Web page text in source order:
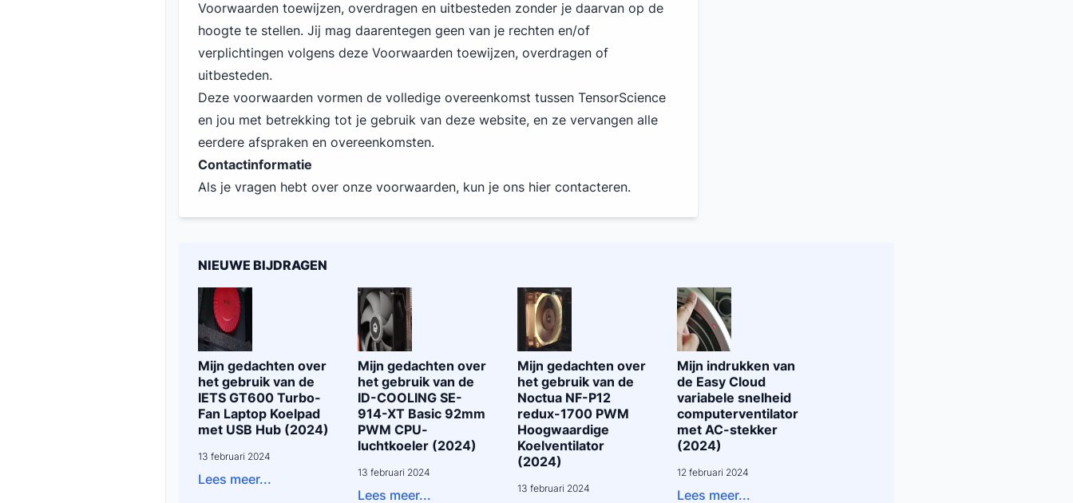
Voorwaarden toewijzen, overdragen en uitbesteden zonder je daarvan op de
hoogte te stellen. Jij mag daarentegen geen van je rechten en/of
verplichtingen volgens deze Voorwaarden toewijzen, overdragen of
uitbesteden.
Deze voorwaarden vormen de volledige overeenkomst tussen TensorScience
en jou met betrekking tot je gebruik van deze website, en ze vervangen alle
eerdere afspraken en overeenkomsten.
Contactinformatie
Als je vragen hebt over onze voorwaarden, kun je ons hier contacteren.
NIEUWE BIJDRAGEN
Mijn gedachten over
het gebruik van de
IETS GT600 Turbo-
Fan Laptop Koelpad
met USB Hub (2024)
13 februari 2024
Lees meer...
Mijn gedachten over
het gebruik van de
ID-COOLING SE-
914-XT Basic 92mm
PWM CPU-
luchtkoeler (2024)
13 februari 2024
Lees meer...
Mijn gedachten over
het gebruik van de
Noctua NF-P12
redux-1700 PWM
Hoogwaardige
Koelventilator
(2024)
13 februari 2024
Mijn indrukken van
de Easy Cloud
variabele snelheid
computerventilator
met AC-stekker
(2024)
12 februari 2024
Lees meer...